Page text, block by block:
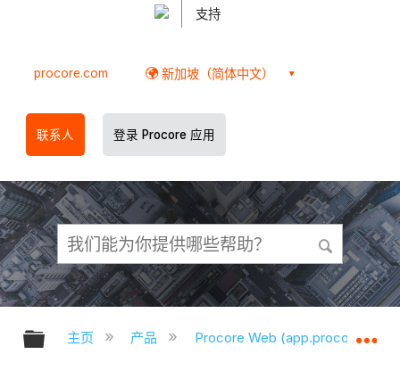
支持
procore.com 新加坡（简体中文）
联系人 登录 Procore 应用
扩展/隐缩全局层次
主页 产品 Procore Web